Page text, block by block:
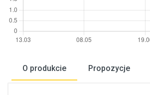
O produkcie Propozycje